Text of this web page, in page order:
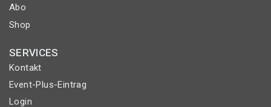
Abo
Shop
SERVICES
Kontakt
Event-Plus-Eintrag
Login